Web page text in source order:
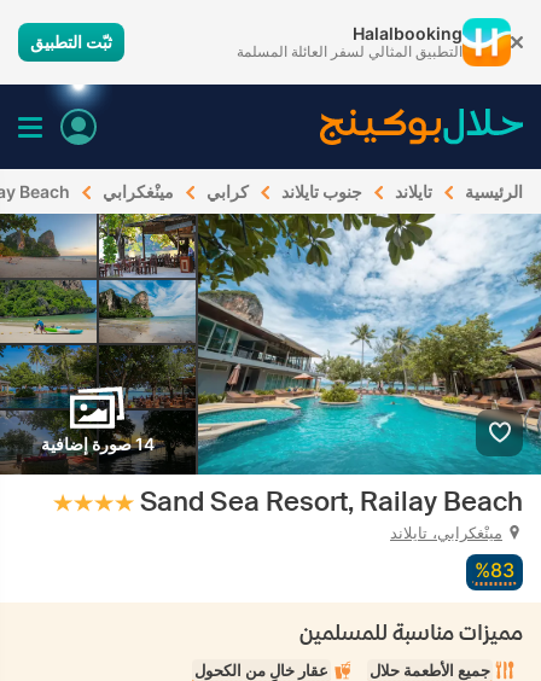
Halalbooking
التطبيق المثالي لسفر العائلة المسلمة ثبّت التطبيق
الرئيسية تايلاند جنوب تايلاند كرابي مينْغكرابي Beach
14 صورة إضافية
Sand Sea Resort, Railay Beach
مينْغكرابي، تايلاند
83‏%
مميزات مناسبة للمسلمين
جميع الأطعمة حلال
عقار خالٍ من الكحول